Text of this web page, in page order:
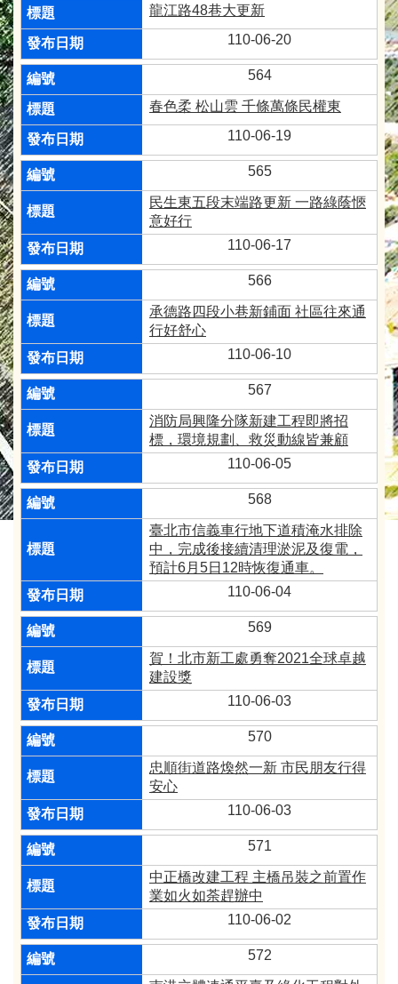
龍江路48巷大更新
110-06-20
564
春色柔 松山雲 千條萬條民權東
110-06-19
565
民生東五段末端路更新 一路綠蔭愜
意好行
110-06-17
566
承德路四段小巷新鋪面 社區往來通
行好舒心
110-06-10
567
消防局興隆分隊新建工程即將招
標，環境規劃、救災動線皆兼顧
110-06-05
568
臺北市信義車行地下道積淹水排除
中，完成後接續清理淤泥及復電，
預計6月5日12時恢復通車。
110-06-04
569
賀！北市新工處勇奪2021全球卓越
建設獎
110-06-03
570
忠順街道路煥然一新 市民朋友行得
安心
110-06-03
571
中正橋改建工程 主橋吊裝之前置作
業如火如荼趕辦中
110-06-02
572